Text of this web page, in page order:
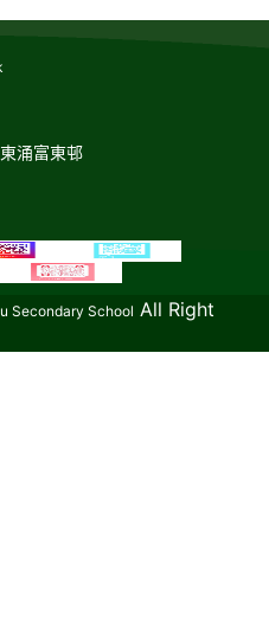
涌富東邨
團 GoodSchool.hk
Secondary School All Right